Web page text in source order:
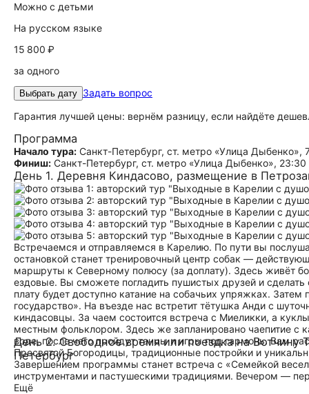
Можно с детьми
На русском языке
15 800 ₽
за одного
Выбрать дату Задать вопрос
Гарантия лучшей цены: вернём разницу, если найдёте
Программа
Начало тура: Санкт-Петербург, ст. метро «Улица Дыбенко»,
Финиш: Санкт-Петербург, ст. метро «Улица Дыбенко», 23:30
День 1. Деревня Киндасово, размещение в
Встречаемся и отправляемся в Карелию. По пути вы
остановкой станет тренировочный центр собак —
маршруты к Северному полюсу (за доплату). Здесь живёт
ездовые. Вы сможете погладить пушистых друзей и
плату будет доступно катание на собачьих упряжках.
государство». На въезде нас встретит тётушка Анди с
киндасовцы. За чаем состоится встреча с Миеликки, а
местным фольклором. Здесь же запланировано чаепитие с
воде, после чего пройдут танцы и игры под гармонь. Вам
Пресвятой Богородицы, традиционные постройки и
Завершением программы станет встреча с «Семейкой
инструментами и пастушескими традициями. Вечером —
Ещё
День 2. Свободное время или поездка на Вотчину
Петербург